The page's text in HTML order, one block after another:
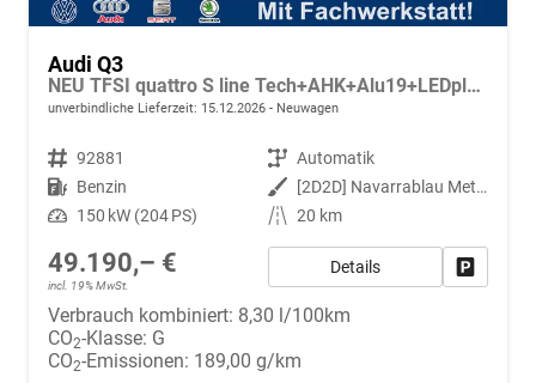
Audi Q3
NEU TFSI quattro S line Tech+AHK+Alu19+LEDplus+KlimaPlus+ExtSchwarz
unverbindliche Lieferzeit: 15.12.2026 Neuwagen
Fahrzeugnr. 92881 Getriebe Automatik
Kraftstoff Benzin Außenfarbe
[2D2D] Navarrablau Metallic
Leistung 150 kW (204 PS) Kilometerstand 20 km
49.190,– €
incl. 19% MwSt.
Details
Verbrauch kombiniert: 8,30 l/100km
CO2-Klasse: G
CO2-Emissionen: 189,00 g/km